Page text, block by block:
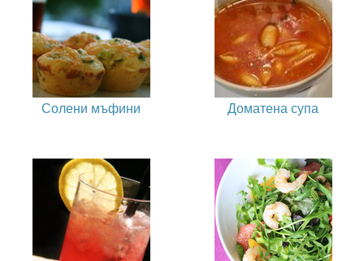
Солени мъфини Доматена супа